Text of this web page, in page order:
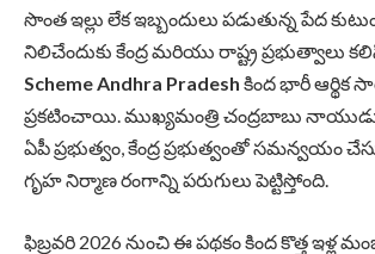
సొంత ఇల్లు లేక ఇబ్బందులు పడుతున్న పేద
నిలిచేందుకు కేంద్ర మరియు రాష్ట్ర ప్రభుత్వాలు
Scheme Andhra Pradesh కింద భారీ ఆర్థిక
ప్రకటించాయి. ముఖ్యమంత్రి చంద్రబాబు
ఏపీ ప్రభుత్వం, కేంద్ర ప్రభుత్వంతో సమన్వయం
గృహ నిర్మాణ రంగాన్ని పరుగులు పెట్టిస్తోంది.
ఫిబ్రవరి 2026 నుంచి ఈ పథకం కింద కొత్త ఇళ్ల